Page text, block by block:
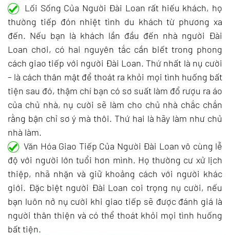
Lối Sống Của Người Đài Loan rất hiếu khách, họ
thường tiếp đón nhiệt tình du khách từ phương xa
đến. Nếu bạn là khách lần đầu đến nhà người Đài
Loan chơi, có hai nguyên tắc cần biết trong phong
cách giao tiếp với người Đài Loan. Thứ nhất là nụ cười
– là cách thân mật để thoát ra khỏi mọi tình huống bất
tiện sau đó, thậm chí bạn có sơ suất làm đổ rượu ra áo
của chủ nhà, nụ cười sẽ làm cho chủ nhà chắc chắn
rằng bận chỉ sơ ý mà thôi. Thứ hai là hãy làm như chủ
nhà làm.
Văn Hóa Giao Tiếp Của Người Đài Loan vô cùng lễ
độ với người lớn tuổi hơn mình. Họ thường cư xử lịch
thiệp, nhã nhặn và giữ khoảng cách với người khác
giới. Đặc biệt người Đài Loan coi trọng nụ cười, nếu
bạn luôn nở nụ cười khi giao tiếp sẽ được đánh giá là
người thân thiện và có thể thoát khỏi mọi tình huống
bất tiện.